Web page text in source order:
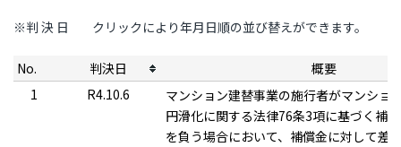
※判 決 日 クリックにより年月日順の並び替えができます。
No. 判決日
概要
1
R4.10.6
マンション建替事業の施行者がマンショ
円滑化に関する法律76条3項に基づく補
を負う場合において、補償金に対して差